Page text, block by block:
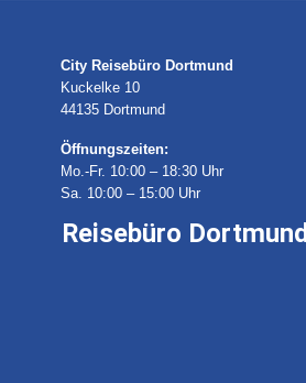
City Reisebüro Dortmund
Kuckelke 10
44135 Dortmund
Öffnungszeiten:
Mo.-Fr. 10:00 – 18:30 Uhr
Sa. 10:00 – 15:00 Uhr
Reisebüro Dortmund